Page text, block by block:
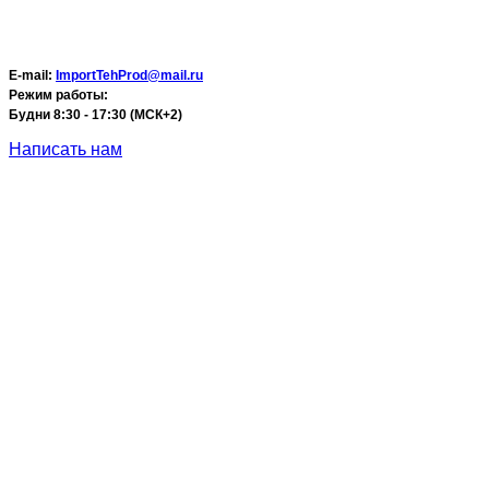
E-mail: ImportTehProd@mail.ru
Режим работы:
Будни 8:30 - 17:30 (МСК+2)
Написать нам